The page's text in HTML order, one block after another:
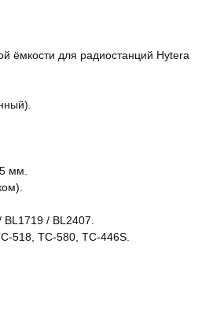
ёмкости для радиостанций Hytera
мм.
/ BL2407.
518, TC-580, TC-446S.